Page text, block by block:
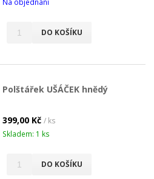
DO KOŠÍKU
Polštářek UŠÁČEK hnědý
399,00 Kč / ks
Skladem: 1 ks
DO KOŠÍKU